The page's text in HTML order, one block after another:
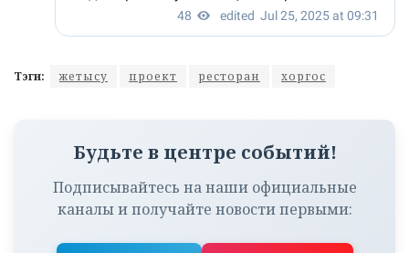
Тэги: жетысу проект ресторан хоргос
Будьте в центре событий!
Подписывайтесь на наши официальные
каналы и получайте новости первыми: